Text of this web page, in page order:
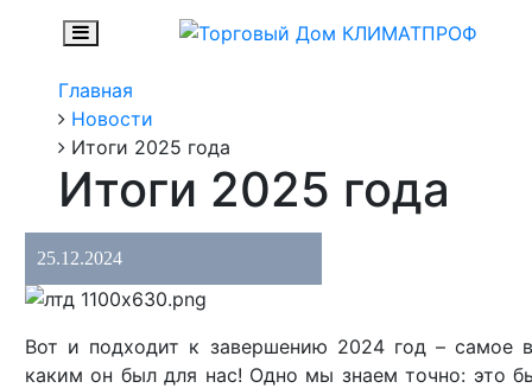
Главная
Новости
Итоги 2025 года
Итоги 2025 года
25.12.2024
Вот и подходит к завершению 2024 год – самое
каким он был для нас! Одно мы знаем точно: это